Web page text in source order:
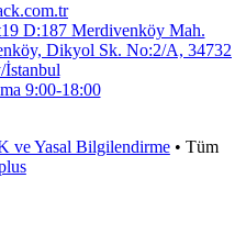
D:187 Merdivenköy Mah.
Dikyol Sk. No:2/A, 34732
İstanbul
9:00-18:00
ve Yasal Bilgilendirme• Tüm